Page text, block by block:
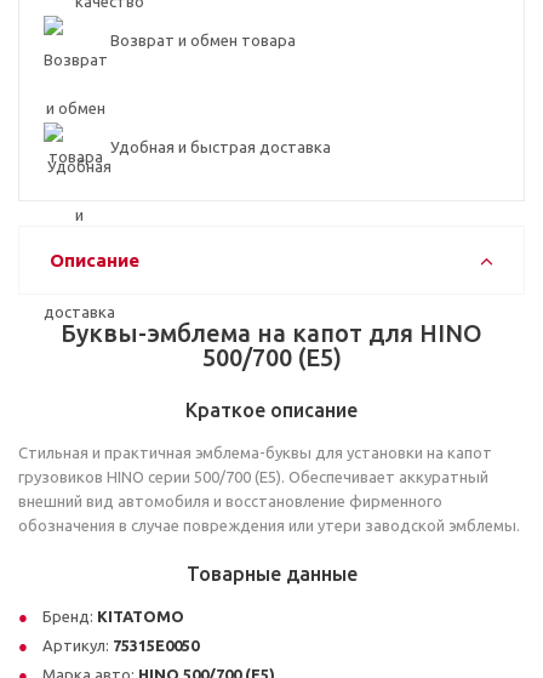
Возврат и обмен товара
Удобная и быстрая доставка
Описание
Буквы-эмблема на капот для HINO
500/700 (Е5)
Краткое описание
Стильная и практичная эмблема-буквы для установки на капот
грузовиков HINO серии 500/700 (Е5). Обеспечивает аккуратный
внешний вид автомобиля и восстановление фирменного
обозначения в случае повреждения или утери заводской эмблемы.
Товарные данные
Бренд: KITATOMO
Артикул: 75315E0050
Марка авто: HINO 500/700 (Е5)